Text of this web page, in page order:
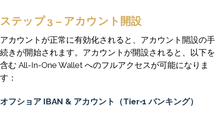
ステップ 3 – アカウント開設
アカウントが正常に有効化されると、アカウント開設の手
続きが開始されます。アカウントが開設されると、以下を
含む All-In-One Wallet へのフルアクセスが可能になりま
す：
オフショア IBAN & アカウント（Tier‑1 バンキング）